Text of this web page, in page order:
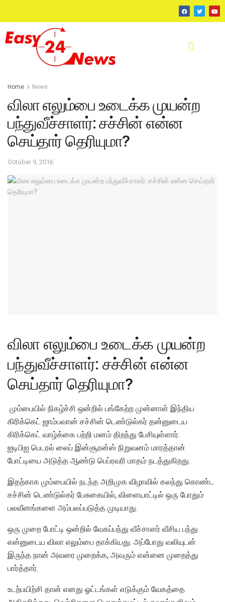
Home News
விலா எலும்பை உடைக்க முயன்ற
பந்துவீச்சாளர்: சச்சின் என்ன
செய்தார் தெரியுமா?
October 9, 2016
விலா எலும்பை உடைக்க முயன்ற
பந்துவீச்சாளர்: சச்சின் என்ன
செய்தார் தெரியுமா?
மும்பையில் நிகழ்ச்சி ஒன்றில் பங்கேற்ற முன்னாள் இந்திய
கிரிக்கெட் ஜாம்பவான் சச்சின் டெண்டுல்கர் தன்னுடைய
கிரிக்கெட் வாழ்க்கை பற்றி மனம் திறந்து பேசியுள்ளார்.
ஐடிபிஐ பெடரல் லைப் இன்சூரன்ஸ் நிறுவனம் மாரத்தான்
போட்டியை அடுத்த ஆண்டு பெப்ரவரி மாதம் நடத்துகிறது.
இதற்காக மும்பையில் நடந்த அறிமுக விழாவில் கலந்து கொண்ட
சச்சின் டெண்டுல்கர் பேசுகையில், விளையாட்டில் ஒரு போதும்
பலவீனங்களை அம்பலப்படுத்த முடியாது.
ஒரு முறை போட்டி ஒன்றில் வேகப்பந்து வீச்சாளர் வீசிய பந்து
என்னுடைய விலா எலும்பை தாக்கியது. அப்போது வலியுடன்
இருந்த நான் அவரை முறைக்க, அவரும் என்னை முறைத்து
பார்த்தார்.
உடற்பயிற்சி தான் எனது ஓட்டங்கள் எடுக்கும் வேகத்தை